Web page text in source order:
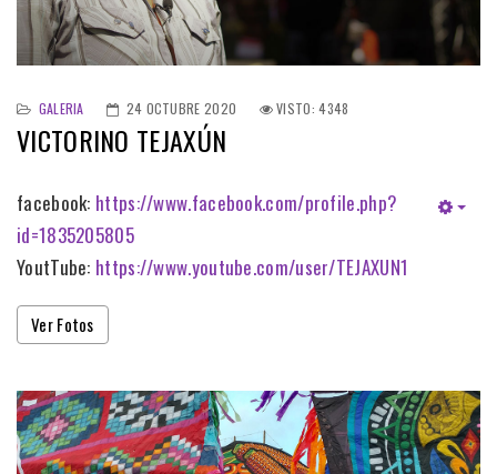
GALERIA 24 OCTUBRE 2020 VISTO: 4348
VICTORINO TEJAXÚN
facebook: https://www.facebook.com/profile.php?
id=1835205805
YoutTube: https://www.youtube.com/user/TEJAXUN1
Ver Fotos